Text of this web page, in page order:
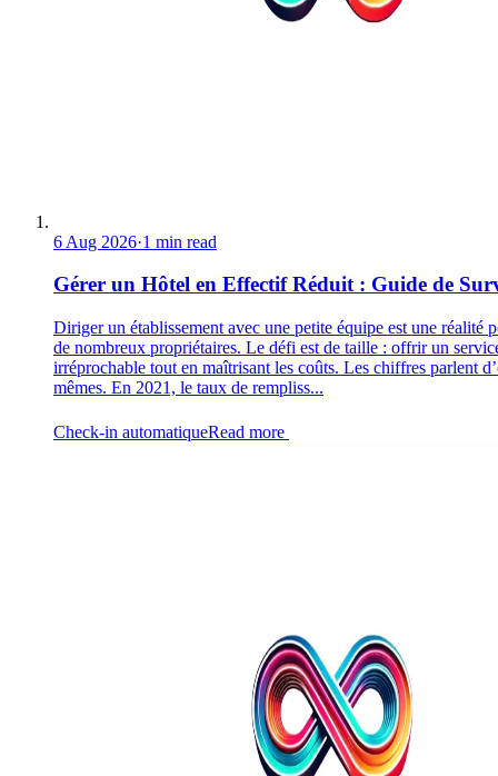
6 Aug 2026·1 min read
Gérer un Hôtel en Effectif Réduit : Guide de
Diriger un établissement avec une petite équipe est une réalité
de nombreux propriétaires. Le défi est de taille : offrir un
irréprochable tout en maîtrisant les coûts. Les chiffres parlent
mêmes. En 2021, le taux de rempliss...
Check-in automatiqueRead more